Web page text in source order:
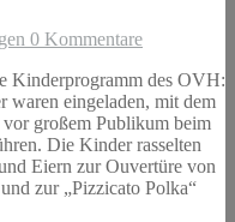
0 Kommentare
Kinderprogramm des OVH:
eingeladen, mit dem
großem Publikum beim
Die Kinder rasselten
Eiern zur Ouvertüre von
zur „Pizzicato Polka“